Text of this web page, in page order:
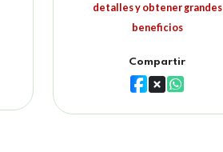
detalles y obtener grandes
beneficios
Compartir